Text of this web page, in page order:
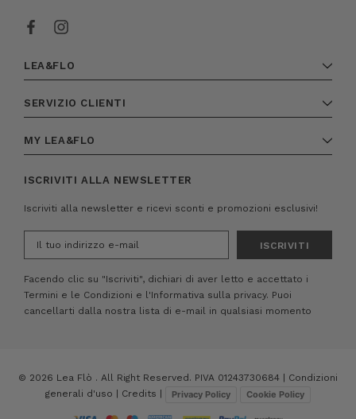
LEA&FLO
SERVIZIO CLIENTI
MY LEA&FLO
ISCRIVITI ALLA NEWSLETTER
Iscriviti alla newsletter e ricevi sconti e promozioni esclusivi!
Facendo clic su "Iscriviti", dichiari di aver letto e accettato i
Termini e le Condizioni e l'Informativa sulla privacy. Puoi
cancellarti dalla nostra lista di e-mail in qualsiasi momento
© 2026 Lea Flò . All Right Reserved. PIVA 01243730684 | Condizioni
generali d'uso
Credits Privacy Policy Cookie Policy